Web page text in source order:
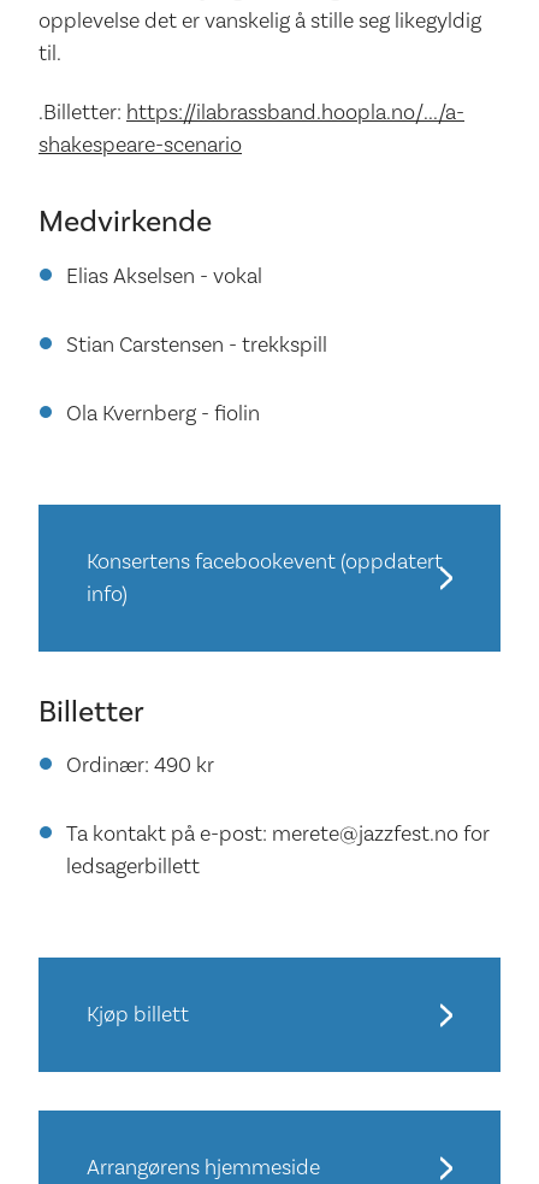
opplevelse det er vanskelig å stille seg likegyldig
til.
.Billetter: https://ilabrassband.hoopla.no/.../a-
shakespeare-scenario
Medvirkende
Elias Akselsen - vokal
Stian Carstensen - trekkspill
Ola Kvernberg - fiolin
Konsertens facebookevent (oppdatert
info)
Billetter
Ordinær: 490 kr
Ta kontakt på e-post: merete@jazzfest.no for
ledsagerbillett
Kjøp billett
Arrangørens hjemmeside